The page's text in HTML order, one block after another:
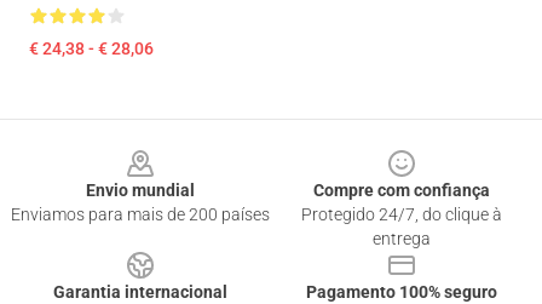
€ 24,38 - € 28,06
Envio mundial
Enviamos para mais de 200 países
Compre com confiança
Protegido 24/7, do clique à
entrega
Garantia internacional
Pagamento 100% seguro